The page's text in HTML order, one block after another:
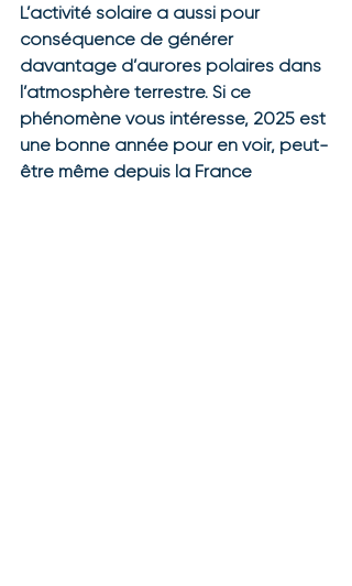
L’activité solaire a aussi pour
conséquence de générer
davantage d’aurores polaires dans
l’atmosphère terrestre. Si ce
phénomène vous intéresse, 2025 est
une bonne année pour en voir, peut-
être même depuis la France